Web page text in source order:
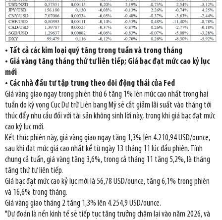
• Tất cả các kim loại quý tăng trong tuần và trong tháng
• Giá vàng tăng tháng thứ tư liên tiếp; Giá bạc đạt mức cao kỷ lục
mới
• Các nhà đầu tư tập trung theo dõi động thái của Fed
Giá vàng giao ngay trong phiên thứ 6 tăng 1% lên mức cao nhất trong hai
tuần do kỳ vọng Cục Dự trữ Liên bang Mỹ sẽ cắt giảm lãi suất vào tháng tới
thúc đẩy nhu cầu đối với tài sản không sinh lời này, trong khi giá bạc đạt mức
cao kỷ lục mới.
Kết thúc phiên này, giá vàng giao ngay tăng 1,3% lên 4.210,94 USD/ounce,
sau khi đạt mức giá cao nhất kể từ ngày 13 tháng 11 lúc đầu phiên. Tính
chung cả tuần, giá vàng tăng 3,6%, trong cả tháng 11 tăng 5,2%, là tháng
tăng thứ tư liên tiếp.
Giá bạc đạt mức cao kỷ lục mới là 56,78 USD/ounce, tăng 6,1% trong phiên
và 16,6% trong tháng.
Giá vàng giao tháng 2 tăng 1,3% lên 4.254,9 USD/ounce.
"Dự đoán là nền kinh tế sẽ tiếp tục tăng trưởng chậm lại vào năm 2026, và